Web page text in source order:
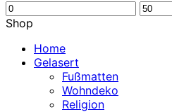
Min.
Preis
Max.
Shop
Home
Gelasert
Fußmatten
Wohndeko
Religion